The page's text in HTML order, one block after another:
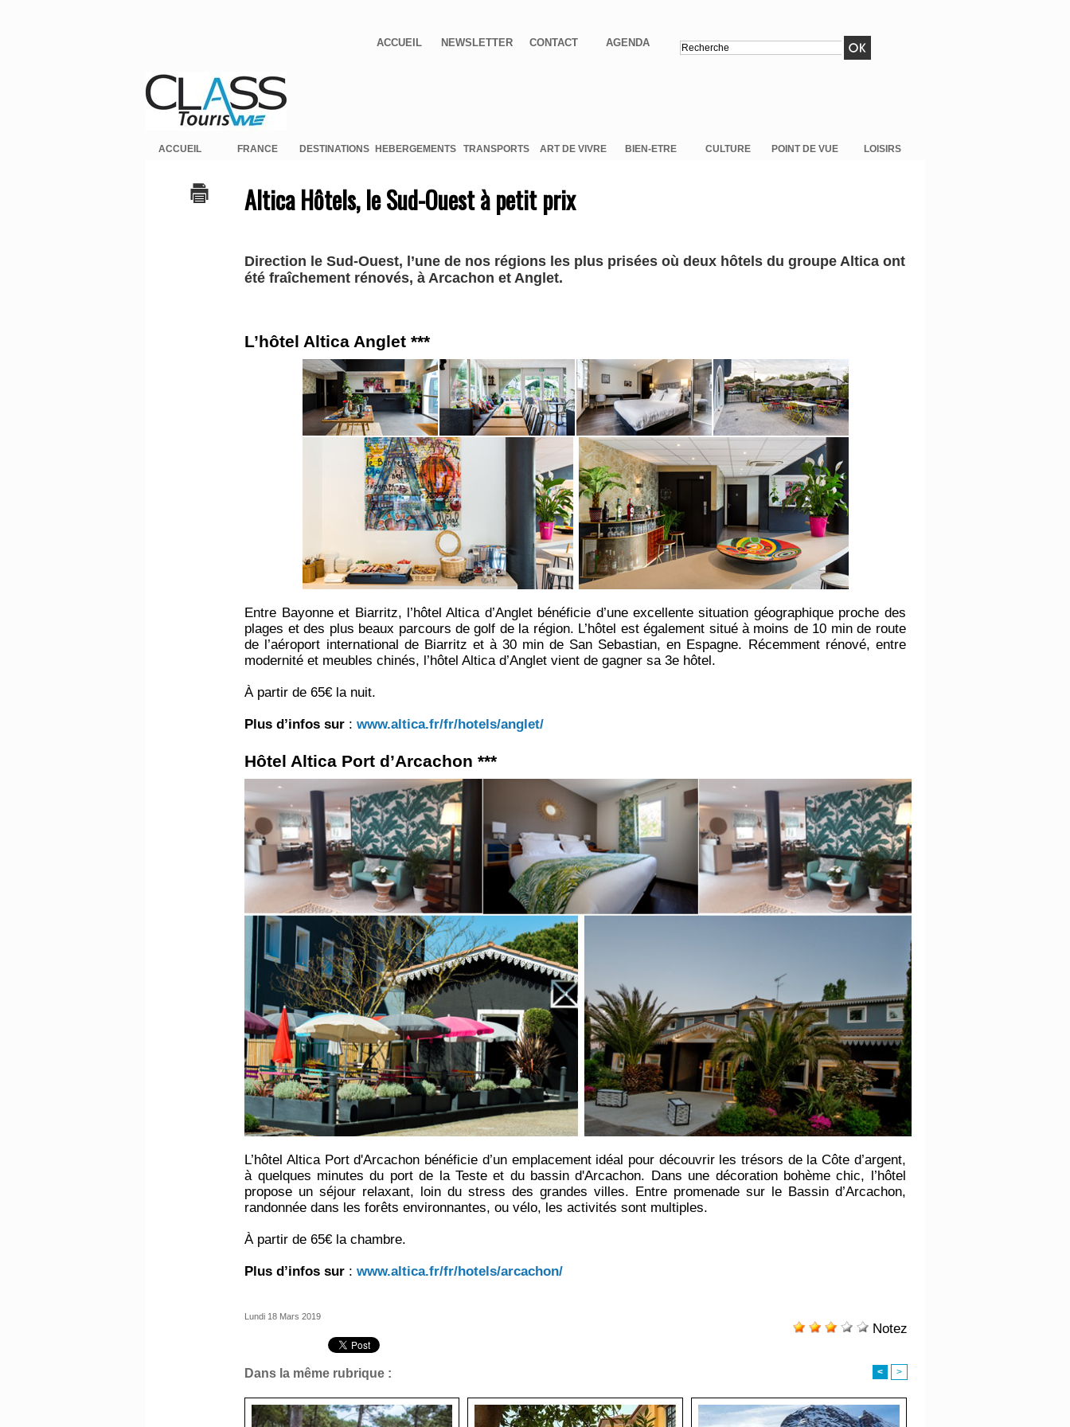
ACCUEIL NEWSLETTER CONTACT AGENDA
ACCUEIL FRANCE DESTINATIONS HEBERGEMENTS TRANSPORTS ART DE VIVRE BIEN-ETRE CULTURE POINT DE VUE LOISIRS
Altica Hôtels, le Sud-Ouest à petit prix
Direction le Sud-Ouest, l’une de nos régions les plus prisées où deux hôtels du groupe Altica ont
été fraîchement rénovés, à Arcachon et Anglet.
L’hôtel Altica Anglet ***
Entre Bayonne et Biarritz, l’hôtel Altica d’Anglet bénéficie d’une excellente situation géographique proche des
plages et des plus beaux parcours de golf de la région. L’hôtel est également situé à moins de 10 min de route
de l’aéroport international de Biarritz et à 30 min de San Sebastian, en Espagne. Récemment rénové, entre
modernité et meubles chinés, l’hôtel Altica d’Anglet vient de gagner sa 3e hôtel.
À partir de 65€ la nuit.
Plus d’infos sur :www.altica.fr/fr/hotels/anglet/
Hôtel Altica Port d’Arcachon ***
L’hôtel Altica Port d'Arcachon bénéficie d’un emplacement idéal pour découvrir les trésors de la Côte d’argent,
à quelques minutes du port de la Teste et du bassin d'Arcachon. Dans une décoration bohème chic, l’hôtel
propose un séjour relaxant, loin du stress des grandes villes. Entre promenade sur le Bassin d’Arcachon,
randonnée dans les forêts environnantes, ou vélo, les activités sont multiples.
À partir de 65€ la chambre.
Plus d’infos sur :www.altica.fr/fr/hotels/arcachon/
Lundi 18 Mars 2019
Notez
Dans la même rubrique : < >